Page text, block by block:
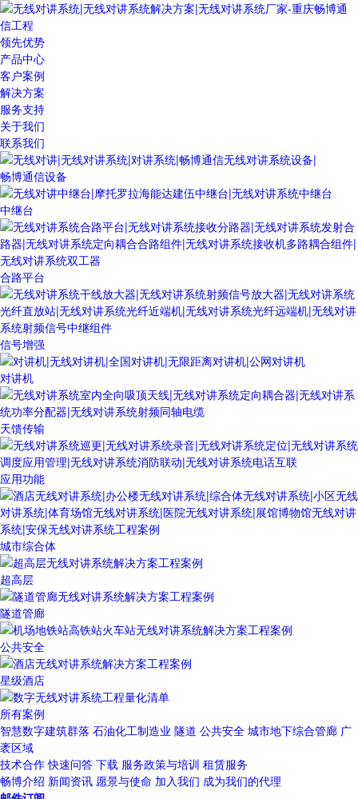
领先优势
产品中心
客户案例
解决方案
服务支持
关于我们
联系我们
畅博通信设备
中继台
合路平台
信号增强
对讲机
天馈传输
应用功能
城市综合体
超高层
隧道管廊
公共安全
星级酒店
所有案例
智慧数字建筑群落 石油化工制造业 隧道 公共安全 城市地下综合管廊 广
袤区域
技术合作 快速问答 下载 服务政策与培训 租赁服务
畅博介绍 新闻资讯 愿景与使命 加入我们 成为我们的代理